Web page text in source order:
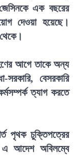
এক বছরের
দেওয়া হয়েছে।
আগে তাকে অন্য
বেসরকারি
ত্যাগ করতে
পৃথক চুক্তিপত্রের
এ আদেশ অবিলম্বে